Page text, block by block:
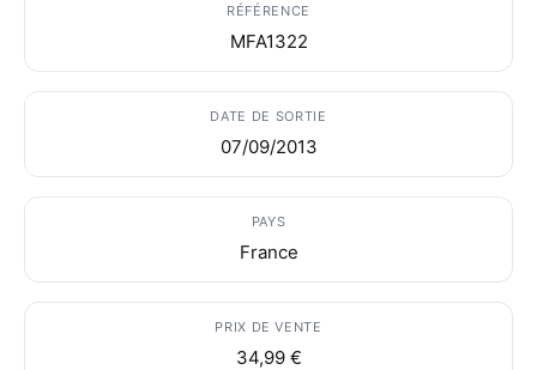
RÉFÉRENCE
MFA1322
DATE DE SORTIE
07/09/2013
PAYS
France
PRIX DE VENTE
34,99 €